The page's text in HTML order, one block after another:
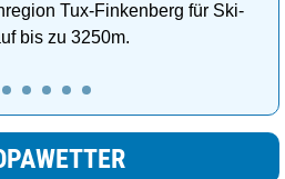
Tux-Finkenberg für Ski-
bis zu 3250m.